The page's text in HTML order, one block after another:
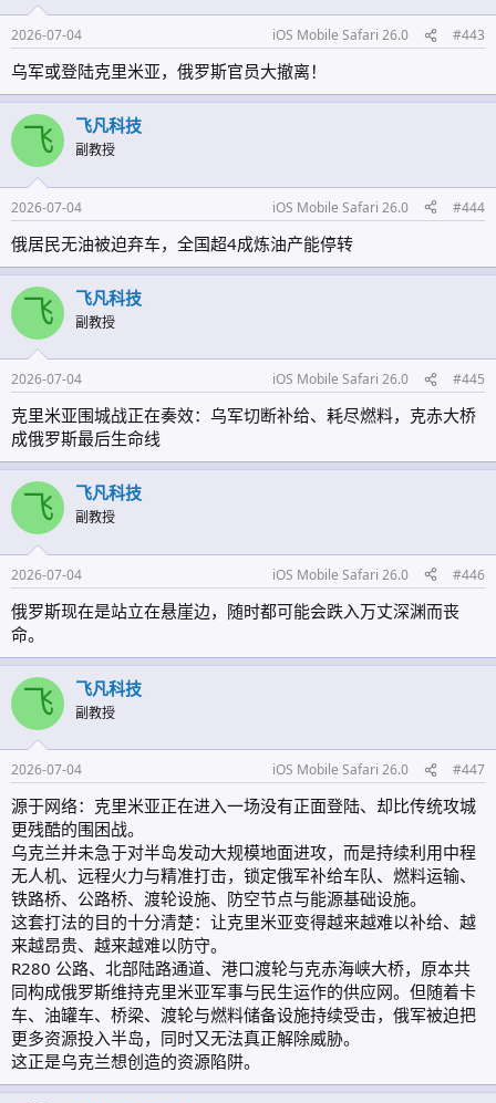
2026-07-04 iOS Mobile Safari 26.0 #443
乌军或登陆克里米亚，俄罗斯官员大撤离！
飞 飞凡科技
副教授
2026-07-04 iOS Mobile Safari 26.0 #444
俄居民无油被迫弃车，全国超4成炼油产能停转
飞 飞凡科技
副教授
2026-07-04 iOS Mobile Safari 26.0 #445
克里米亚围城战正在奏效：乌军切断补给、耗尽燃料，克赤大桥
成俄罗斯最后生命线
飞 飞凡科技
副教授
2026-07-04 iOS Mobile Safari 26.0 #446
俄罗斯现在是站立在悬崖边，随时都可能会跌入万丈深渊而丧
命。
飞 飞凡科技
副教授
2026-07-04 iOS Mobile Safari 26.0 #447
源于网络：克里米亚正在进入一场没有正面登陆、却比传统攻城
更残酷的围困战。
乌克兰并未急于对半岛发动大规模地面进攻，而是持续利用中程
无人机、远程火力与精准打击，锁定俄军补给车队、燃料运输、
铁路桥、公路桥、渡轮设施、防空节点与能源基础设施。
这套打法的目的十分清楚：让克里米亚变得越来越难以补给、越
来越昂贵、越来越难以防守。
R280 公路、北部陆路通道、港口渡轮与克赤海峡大桥，原本共
同构成俄罗斯维持克里米亚军事与民生运作的供应网。但随着卡
车、油罐车、桥梁、渡轮与燃料储备设施持续受击，俄军被迫把
更多资源投入半岛，同时又无法真正解除威胁。
这正是乌克兰想创造的资源陷阱。